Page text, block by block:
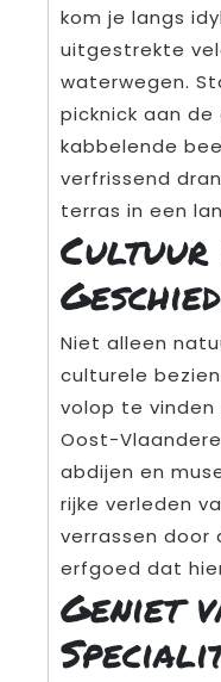
kom je langs
uitgestrekte
waterwegen.
picknick aan de
kabbelende
verfrissend
terras in een
Cultuur
Niet alleen
culturele
volop te
Oost-
abdijen en
rijke verleden
verrassen door
erfgoed dat
Geniet